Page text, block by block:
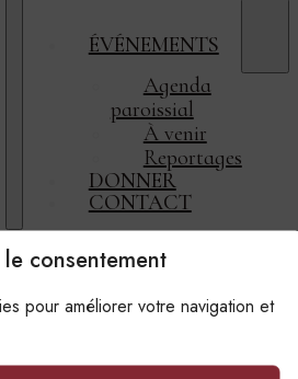
consentement
pour améliorer votre navigation et
ÉVÉNEMENTS
Agenda
paroissial
À venir
Reportages
DONNER
CONTACT